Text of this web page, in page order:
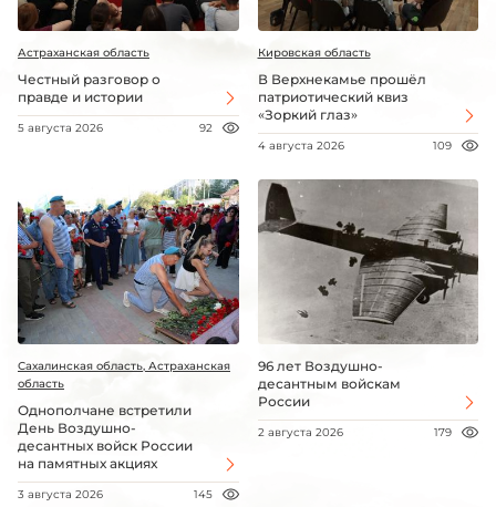
Астраханская область
Честный разговор о
правде и истории
5 августа 2026 92
Кировская область
В Верхнекамье прошёл
патриотический квиз
«Зоркий глаз»
4 августа 2026 109
Сахалинская область, Астраханская
область
Однополчане встретили
День Воздушно-
десантных войск России
на памятных акциях
3 августа 2026 145
96 лет Воздушно-
десантным войскам
России
2 августа 2026 179